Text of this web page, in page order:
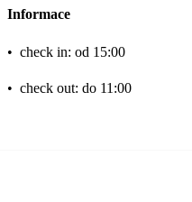
Informace
• check in: od 15:00
• check out: do 11:00